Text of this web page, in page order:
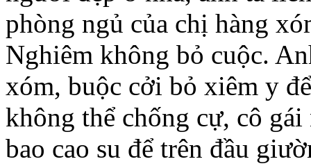
phòng ngủ của chị hàng
Nghiêm không bỏ cuộc.
xóm, buộc cởi bỏ xiêm y
không thể chống cự, cô
bao cao su để trên đầu